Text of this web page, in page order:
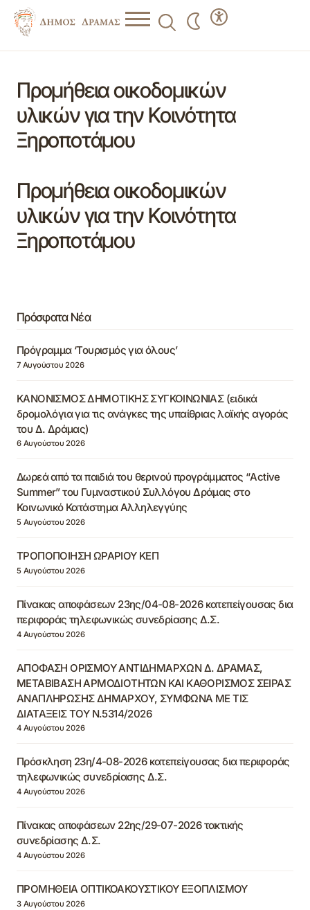
Προμήθεια οικοδομικών
υλικών για την Κοινότητα
Ξηροποτάμου
Προμήθεια οικοδομικών
υλικών για την Κοινότητα
Ξηροποτάμου
Πρόσφατα Νέα
Πρόγραμμα ‘Τουρισμός για όλους’
7 Αυγούστου 2026
ΚΑΝΟΝΙΣΜΟΣ ΔΗΜΟΤΙΚΗΣ ΣΥΓΚΟΙΝΩΝΙΑΣ (ειδικά
δρομολόγια για τις ανάγκες της υπαίθριας λαϊκής αγοράς
του Δ. Δράμας)
6 Αυγούστου 2026
Δωρεά από τα παιδιά του θερινού προγράμματος “Active
Summer” του Γυμναστικού Συλλόγου Δράμας στο
Κοινωνικό Κατάστημα Αλληλεγγύης
5 Αυγούστου 2026
ΤΡΟΠΟΠΟΙΗΣΗ ΩΡΑΡΙΟΥ ΚΕΠ
5 Αυγούστου 2026
Πίνακας αποφάσεων 23ης/04-08-2026 κατεπείγουσας δια
περιφοράς τηλεφωνικώς συνεδρίασης Δ.Σ.
4 Αυγούστου 2026
ΑΠΟΦΑΣΗ ΟΡΙΣΜΟΥ ΑΝΤΙΔΗΜΑΡΧΩΝ Δ. ΔΡΑΜΑΣ,
ΜΕΤΑΒΙΒΑΣΗ ΑΡΜΟΔΙΟΤΗΤΩΝ ΚΑΙ ΚΑΘΟΡΙΣΜΟΣ ΣΕΙΡΑΣ
ΑΝΑΠΛΗΡΩΣΗΣ ΔΗΜΑΡΧΟΥ, ΣΥΜΦΩΝΑ ΜΕ ΤΙΣ
ΔΙΑΤΑΞΕΙΣ ΤΟΥ Ν.5314/2026
4 Αυγούστου 2026
Πρόσκληση 23η/4-08-2026 κατεπείγουσας δια περιφοράς
τηλεφωνικώς συνεδρίασης Δ.Σ.
4 Αυγούστου 2026
Πίνακας αποφάσεων 22ης/29-07-2026 τακτικής
συνεδρίασης Δ.Σ.
4 Αυγούστου 2026
ΠΡΟΜΗΘΕΙΑ ΟΠΤΙΚΟΑΚΟΥΣΤΙΚΟΥ ΕΞΟΠΛΙΣΜΟΥ
3 Αυγούστου 2026